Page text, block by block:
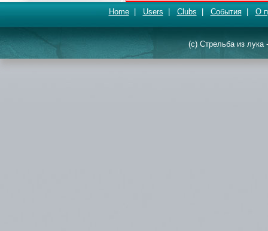
Home| Users Clubs События| О
(c) Стрельба из лука